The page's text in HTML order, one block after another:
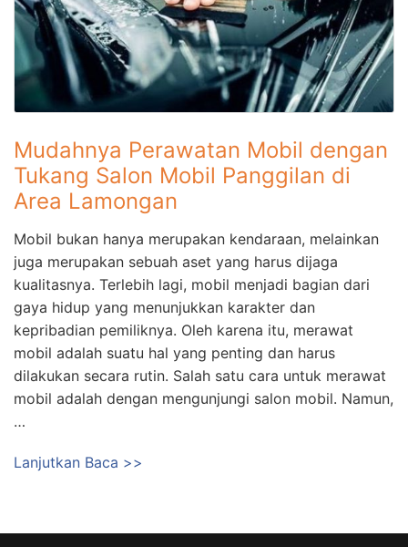
Mudahnya Perawatan Mobil dengan
Tukang Salon Mobil Panggilan di
Area Lamongan
Mobil bukan hanya merupakan kendaraan, melainkan
juga merupakan sebuah aset yang harus dijaga
kualitasnya. Terlebih lagi, mobil menjadi bagian dari
gaya hidup yang menunjukkan karakter dan
kepribadian pemiliknya. Oleh karena itu, merawat
mobil adalah suatu hal yang penting dan harus
dilakukan secara rutin. Salah satu cara untuk merawat
mobil adalah dengan mengunjungi salon mobil. Namun,
…
Lanjutkan Baca >>